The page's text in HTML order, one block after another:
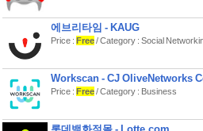
작성한 글들
글, 내 댓글의
- 내가 좋아하
한 팬톡! MY팬
6. 판 쓰기 에디
에브리타임 - KAUG
Price : Free/ Category : Social
Workscan - CJ OliveNetworks
Price : Free/ Category : Business